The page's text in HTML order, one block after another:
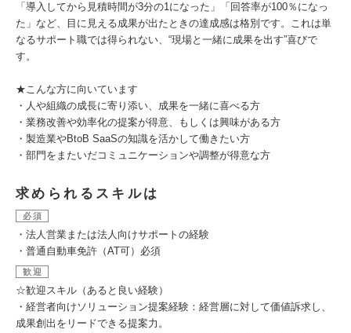
「導入してから見積時間が3分の1になった」「回答率が100％になっ
た」など、目に見える成果が出たときの達成感は格別です。これは単
なるサポート職では得られない、“現場と一緒に成果を出す”喜びで
す。
★こんな方に向いています
・人や組織の成長に寄り添い、成果を一緒に喜べる方
・業務改善や効率化の提案が得意、もしくは興味がある方
・製造業やBtoB SaaSの知識を活かして働きたい方
・部門をまたいだコミュニケーションや調整が得意な方
求められるスキルは
必須
・法人営業または法人向けサポートの経験
・普通自動車免許（AT可）必須
歓迎
☆歓迎スキル（あると良い経験）
・経営者向けソリューション提案経験：経営層に対して価値訴求し、
成果創出をリードできる提案力。